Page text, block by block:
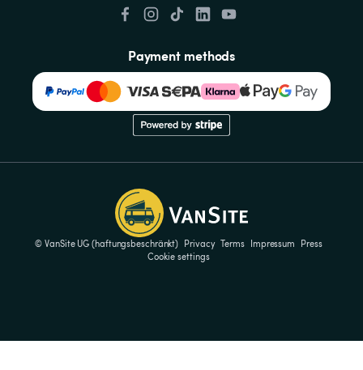
Payment methods
© VanSite UG (haftungsbeschränkt) Privacy Terms Impressum
Press
Cookie settings